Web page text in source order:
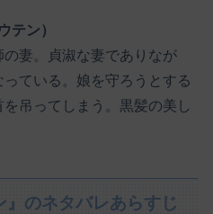
テン）
妻。貞淑な妻でありなが
ている。娘を守ろうとする
吊ってしまう。黒髪の美し
のネタバレあらすじ